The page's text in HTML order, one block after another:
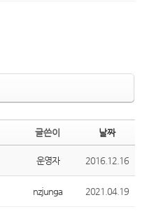
글쓴이 날짜
운영자 2016.12.16
nzjunga 2021.04.19